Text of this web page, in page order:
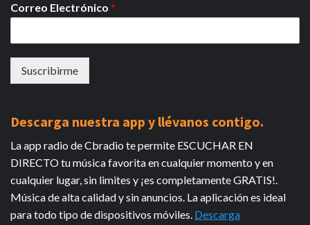
Correo Electrónico *
Suscribirme
Descarga nuestra app y llévanos contigo.
La app radio de Cbradio te permite ESCUCHAR EN
DIRECTO tu música favorita en cualquier momento y en
cualquier lugar, sin limites y ¡es completamente GRATIS!.
Música de alta calidad y sin anuncios. La aplicación es ideal
para todo tipo de dispositivos móviles. Descarga